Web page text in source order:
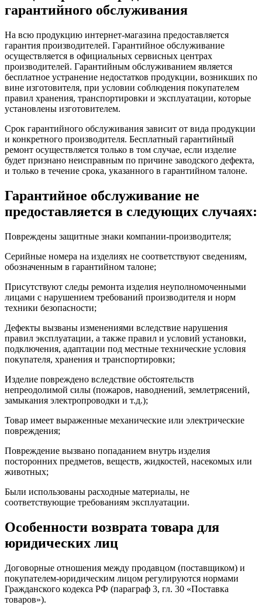
гарантийного обслуживания
На всю продукцию интернет-магазина предоставляется
гарантия производителей. Гарантийное обслуживание
осуществляется в официальных сервисных центрах
производителей. Гарантийным обслуживанием является
бесплатное устранение недостатков продукции, возникших по
вине изготовителя, при условии соблюдения покупателем
правил хранения, транспортировки и эксплуатации, которые
установлены изготовителем.
Срок гарантийного обслуживания зависит от вида продукции
и конкретного производителя. Бесплатный гарантийный
ремонт осуществляется только в том случае, если изделие
будет признано неисправным по причине заводского дефекта,
и только в течение срока, указанного в гарантийном талоне.
Гарантийное обслуживание не
предоставляется в следующих случаях:
Повреждены защитные знаки компании-производителя;
Серийные номера на изделиях не соответствуют сведениям,
обозначенным в гарантийном талоне;
Присутствуют следы ремонта изделия неуполномоченными
лицами с нарушением требований производителя и норм
техники безопасности;
Дефекты вызваны изменениями вследствие нарушения
правил эксплуатации, а также правил и условий установки,
подключения, адаптации под местные технические условия
покупателя, хранения и транспортировки;
Изделие повреждено вследствие обстоятельств
непреодолимой силы (пожаров, наводнений, землетрясений,
замыкания электропроводки и т.д.);
Товар имеет выраженные механические или электрические
повреждения;
Повреждение вызвано попаданием внутрь изделия
посторонних предметов, веществ, жидкостей, насекомых или
животных;
Были использованы расходные материалы, не
соответствующие требованиям эксплуатации.
Особенности возврата товара для
юридических лиц
Договорные отношения между продавцом (поставщиком) и
покупателем-юридическим лицом регулируются нормами
Гражданского кодекса РФ (параграф 3, гл. 30 «Поставка
товаров»).